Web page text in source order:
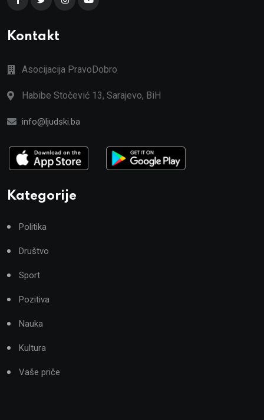
Kontakt
Asocijacija PravoDobro
Habibe Stočević 13, Sarajevo, BiH
info@ljudski.ba
Kategorije
Politika
Društvo
Sport
Pozitiva
Nauka
Kultura
Vaše priče